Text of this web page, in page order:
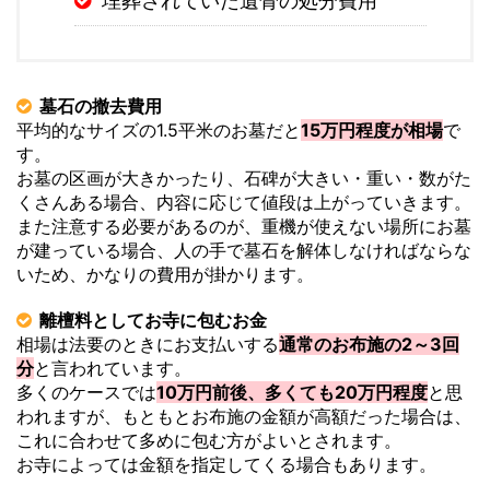
墓石の撤去費用
平均的なサイズの1.5平米のお墓だと15万円程度が相場で
す。
お墓の区画が大きかったり、石碑が大きい・重い・数がた
くさんある場合、内容に応じて値段は上がっていきます。
また注意する必要があるのが、重機が使えない場所にお墓
が建っている場合、人の手で墓石を解体しなければならな
いため、かなりの費用が掛かります。
離檀料としてお寺に包むお金
相場は法要のときにお支払いする通常のお布施の2～3回
分と言われています。
多くのケースでは10万円前後、多くても20万円程度と思
われますが、もともとお布施の金額が高額だった場合は、
これに合わせて多めに包む方がよいとされます。
お寺によっては金額を指定してくる場合もあります。